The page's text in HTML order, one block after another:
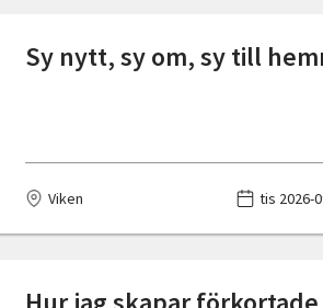
Sy nytt, sy om, sy till
Viken tis 2026-